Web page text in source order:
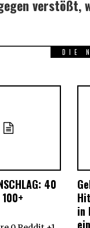
verstößt,
DIE
40
in